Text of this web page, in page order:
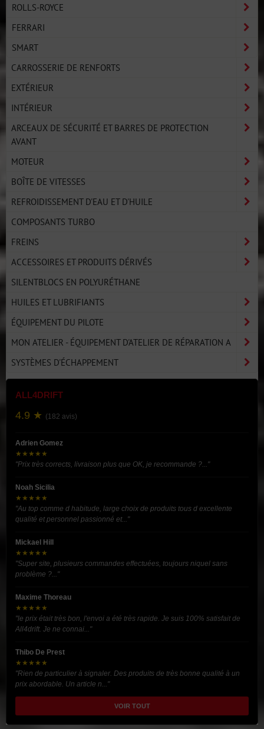
ROLLS-ROYCE
FERRARI
SMART
CARROSSERIE DE RENFORTS
EXTÉRIEUR
INTÉRIEUR
ARCEAUX DE SÉCURITÉ ET BARRES DE PROTECTION
AVANT
MOTEUR
BOÎTE DE VITESSES
REFROIDISSEMENT D'EAU ET D'HUILE
COMPOSANTS TURBO
FREINS
ACCESSOIRES ET PRODUITS DÉRIVÉS
SILENTBLOCS EN POLYURÉTHANE
HUILES ET LUBRIFIANTS
ÉQUIPEMENT DU PILOTE
MON ATELIER - ÉQUIPEMENT D'ATELIER DE RÉPARATION A
SYSTÈMES D'ÉCHAPPEMENT
ALL4DRIFT
4.9 ★ (182 avis)
Adrien Gomez
★★★★★
"Prix très corrects, livraison plus que OK, je recommande ?..."
Noah Sicilia
★★★★★
"Au top comme d habitude, large choix de produits tous d excellente
qualité et personnel passionné et..."
Mickael Hill
★★★★★
"Super site, plusieurs commandes effectuées, toujours niquel sans
problème ?..."
Maxime Thoreau
★★★★★
"le prix était très bon, l'envoi a été très rapide. Je suis 100% satisfait de
All4drift. Je ne connai..."
Thibo De Prest
★★★★★
"Rien de particulier à signaler. Des produits de très bonne qualité à un
prix abordable. Un article n..."
VOIR TOUT